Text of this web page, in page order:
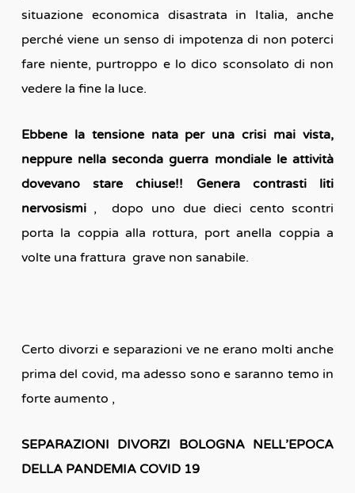
situazione economica disastrata in Italia, anche
perché viene un senso di impotenza di non poterci
fare niente, purtroppo e lo dico sconsolato di non
vedere la fine la luce.
Ebbene la tensione nata per una crisi mai vista,
neppure nella seconda guerra mondiale le attività
dovevano stare chiuse!! Genera contrasti liti
nervosismi, dopo uno due dieci cento scontri
porta la coppia alla rottura, port anella coppia a
volte una frattura grave non sanabile.
Certo divorzi e separazioni ve ne erano molti anche
prima del covid, ma adesso sono e saranno temo in
forte aumento ,
SEPARAZIONI DIVORZI BOLOGNA NELL’EPOCA
DELLA PANDEMIA COVID 19